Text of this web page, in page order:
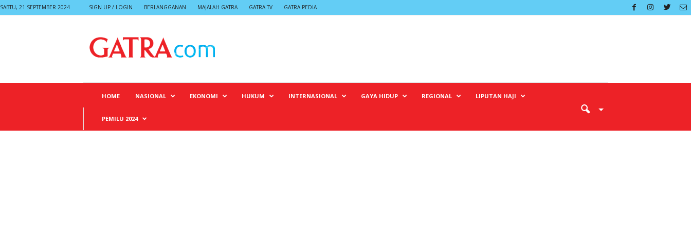
SABTU, 21 SEPTEMBER 2024 SIGN UP / LOGIN BERLANGGANAN MAJALAH GATRA GATRA TV GATRA PEDIA
HOME NASIONAL EKONOMI HUKUM INTERNASIONAL GAYA HIDUP REGIONAL LIPUTAN HAJI
PEMILU 2024